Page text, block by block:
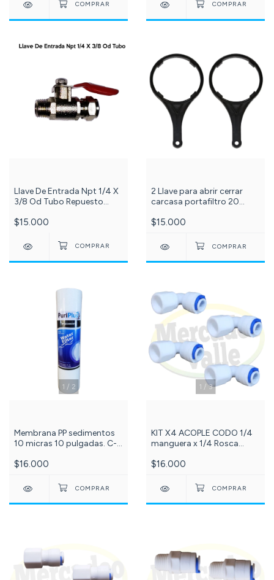
Llave De Entrada Npt 1/4 X
3/8 Od Tubo Repuesto
$15.000
2 Llave para abrir cerrar
carcasa portafiltro 20
$15.000
1 / 2
Membrana PP sedimentos
10 micras 10 pulgadas. C-
$16.000
1 /3
KIT X4 ACOPLE CODO 1/4
manguera x 1/4 Rosca
204-DCC018
$16.000